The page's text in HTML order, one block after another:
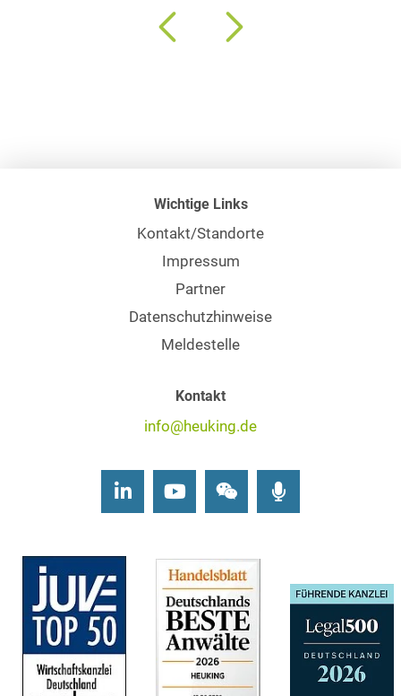
Wichtige Links
Kontakt/Standorte
Impressum
Partner
Datenschutzhinweise
Meldestelle
Kontakt
info@heuking.de
LinkedInYoutubeWechat